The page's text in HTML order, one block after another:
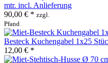
mtr. incl. Anlieferung
90,00 € * zzgl.
Pfand
Besteck Kuchengabel 1x25
12,00 € *